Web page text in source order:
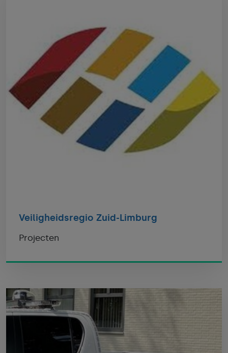
Veiligheidsregio Zuid-Limburg
Projecten